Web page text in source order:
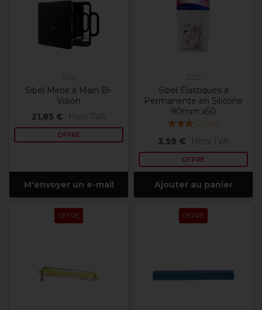
Sibel Miroir à Main Bi-
Vision
21,85 €
Hors TVA
OFFRE
M'envoyer un e-mail
Sibel Élastiques à
Permanente en Silicone
90mm x50
(1)
3,59 € Hors TVA
OFFRE
Ajouter au panier
OFFRE OFFRE